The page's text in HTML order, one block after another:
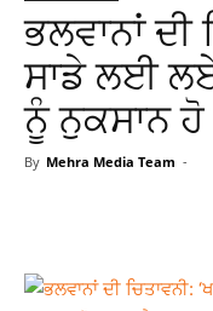
ਭਲਵਾਨਾਂ ਦੀ
ਸਾਡੇ ਲਈ
ਨੂੰ ਨੁਕਸਾਨ ਹੋ
By Mehra Media Team -